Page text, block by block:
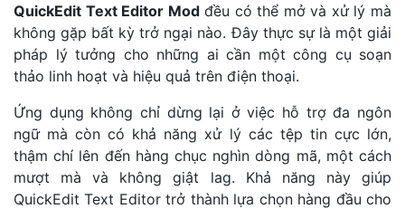
QuickEdit Text Editor Modđều có thể mở và xử lý mà
không gặp bất kỳ trở ngại nào. Đây thực sự là một giải
pháp lý tưởng cho những ai cần một công cụ soạn
thảo linh hoạt và hiệu quả trên điện thoại.
Ứng dụng không chỉ dừng lại ở việc hỗ trợ đa ngôn
ngữ mà còn có khả năng xử lý các tệp tin cực lớn,
thậm chí lên đến hàng chục nghìn dòng mã, một cách
mượt mà và không giật lag. Khả năng này giúp
QuickEdit Text Editor trở thành lựa chọn hàng đầu cho